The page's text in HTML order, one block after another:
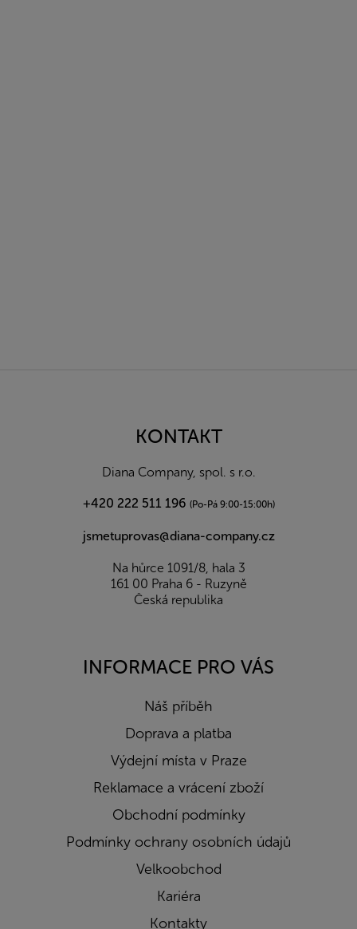
KONTAKT
Diana Company, spol. s r.o.
+420 222 511 196 (Po-Pá 9:00-15:00h)
jsmetuprovas@diana-company.cz
Na hůrce 1091/8, hala 3
161 00 Praha 6 - Ruzyně
Česká republika
INFORMACE PRO VÁS
Náš příběh
Doprava a platba
Výdejní místa v Praze
Reklamace a vrácení zboží
Obchodní podmínky
Podmínky ochrany osobních údajů
Velkoobchod
Kariéra
Kontakty